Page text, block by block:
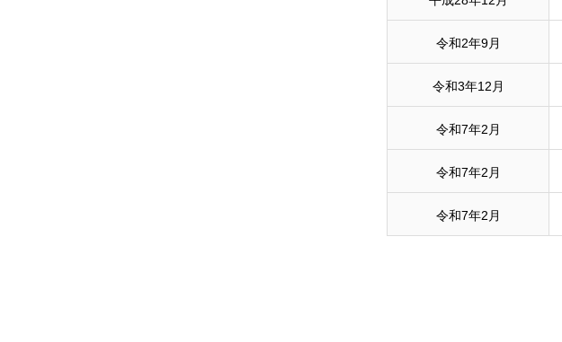
令和2年9月
令和3年12月
令和7年2月
令和7年2月
令和7年2月